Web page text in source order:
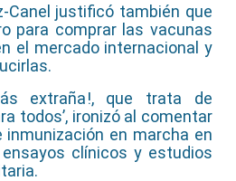
Canel justificó también que
para comprar las vacunas
el mercado internacional y
extraña!, que trata de
todos’, ironizó al comentar
inmunización en marcha en
clínicos y estudios